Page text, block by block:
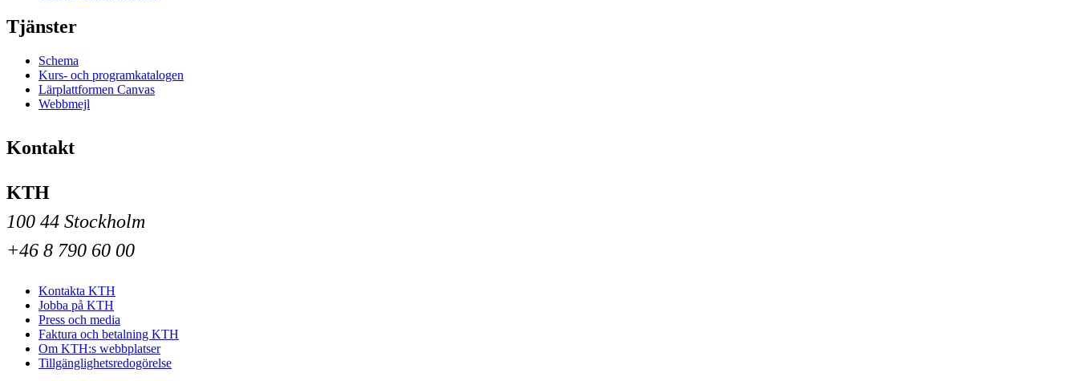
Tjänster
Schema
Kurs- och programkatalogen
Lärplattformen Canvas
Webbmejl
Kontakt
KTH
100 44 Stockholm
+46 8 790 60 00
Kontakta KTH
Jobba på KTH
Press och media
Faktura och betalning KTH
Om KTH:s webbplatser
Tillgänglighetsredogörelse